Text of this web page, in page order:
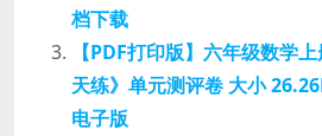
档下载
【PDF打印版】六年级数学
天练》单元测评卷 大小
电子版